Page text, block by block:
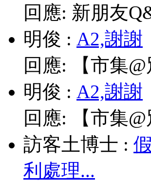
回應: 新朋友
明俊 : A2,謝謝
回應:
【市集
明俊 : A2,謝謝
回應:
【市集
訪客土博士 :
利處理...